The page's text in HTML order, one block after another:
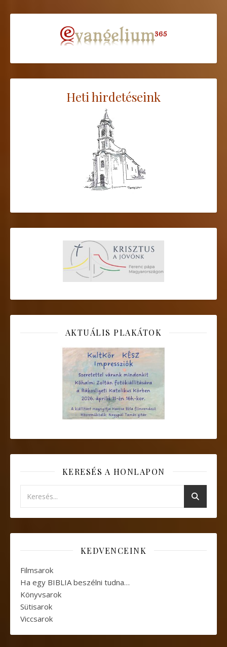
Heti hirdetéseink
AKTUÁLIS PLAKÁTOK
KERESÉS A HONLAPON
KEDVENCEINK
Filmsarok
Ha egy BIBLIA beszélni tudna…
Könyvsarok
Sütisarok
Viccsarok